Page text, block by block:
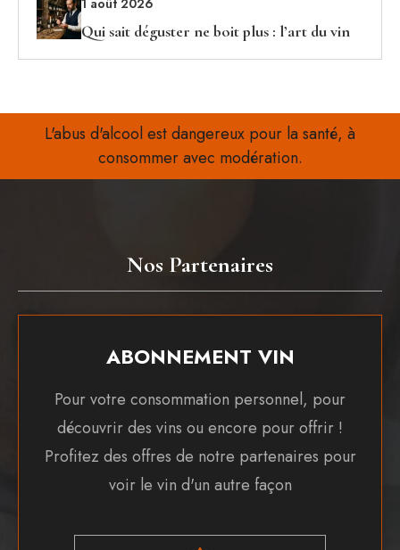
Qui sait déguster ne boit plus : l’art du vin
L'abus d'alcool est dangereux pour la santé, à
consommer avec modération.
Nos Partenaires
ABONNEMENT VIN
Pour votre consommation personnel, pour
découvrir des vins ou encore pour offrir !
Profitez des offres de notre partenaires pour
voir le vin d'un autre façon